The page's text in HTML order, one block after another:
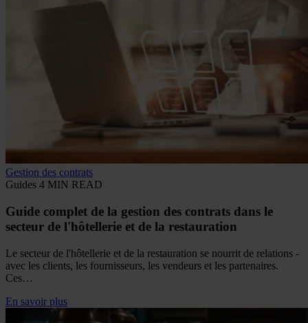
Gestion des contrats
Guides 4 MIN READ
Guide complet de la gestion des contrats dans le
secteur de l'hôtellerie et de la restauration
Le secteur de l'hôtellerie et de la restauration se nourrit de relations -
avec les clients, les fournisseurs, les vendeurs et les partenaires.
Ces…
En savoir plus